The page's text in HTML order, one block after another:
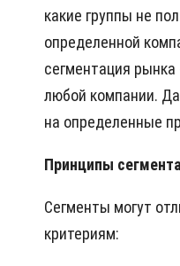
какие группы не
определенной
сегментация
любой компании.
на определенные
Принципы
Сегменты могут
критериям: